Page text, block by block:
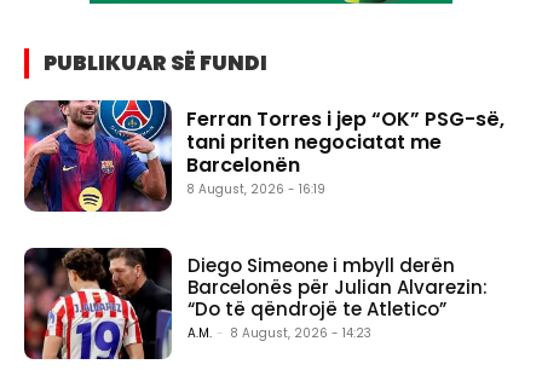
PUBLIKUAR SË FUNDI
Ferran Torres i jep “OK” PSG-së,
tani priten negociatat me
Barcelonën
8 August, 2026 - 16:19
Diego Simeone i mbyll derën
Barcelonës për Julian Alvarezin:
“Do të qëndrojë te Atletico”
A.M. - 8 August, 2026 - 14:23